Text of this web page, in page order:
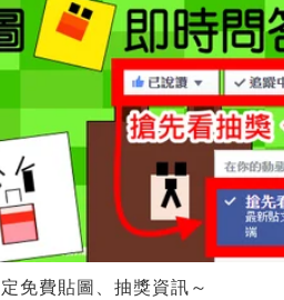
定免費貼圖、抽獎資訊～